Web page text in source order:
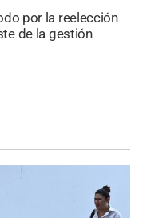
por la reelección
de la gestión